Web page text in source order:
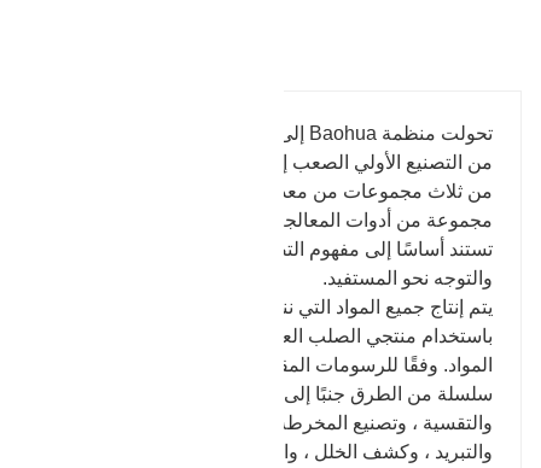
من التصنيع الأولي الصعب إلى مزيد من الإنتاج النهائي.
مجموعة من أدوات المعالجة ونظام الفحص ، فجميعها
تستند أساسًا إلى مفهوم التصنيع القائم على الصدق
والتوجه نحو المستفيد.
يتم إنتاج جميع المواد التي ننتجها رؤوس الأسطوانات
باستخدام منتجي الصلب العاديين ، ويمكن ضمان جودة
المواد. وفقًا للرسومات المقدمة عن طريق العملاء ، عبر
سلسلة من الطرق جنبًا إلى جنب مع طرق التزوير ،
والتقسية ، وتصنيع المخرطة ، والتطريز ، والحفر ،
والتبريد ، وكشف الخلل ، والتلطيف بدرجة الحرارة العالية